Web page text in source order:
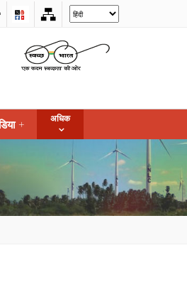
Select
your
+ अधिक